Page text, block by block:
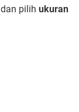
dan pilih ukuran